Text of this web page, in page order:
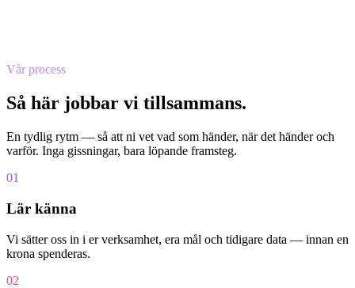
Vår process
Så här jobbar vi tillsammans.
En tydlig rytm — så att ni vet vad som händer, när det händer och
varför. Inga gissningar, bara löpande framsteg.
01
Lär känna
Vi sätter oss in i er verksamhet, era mål och tidigare data — innan en
krona spenderas.
02